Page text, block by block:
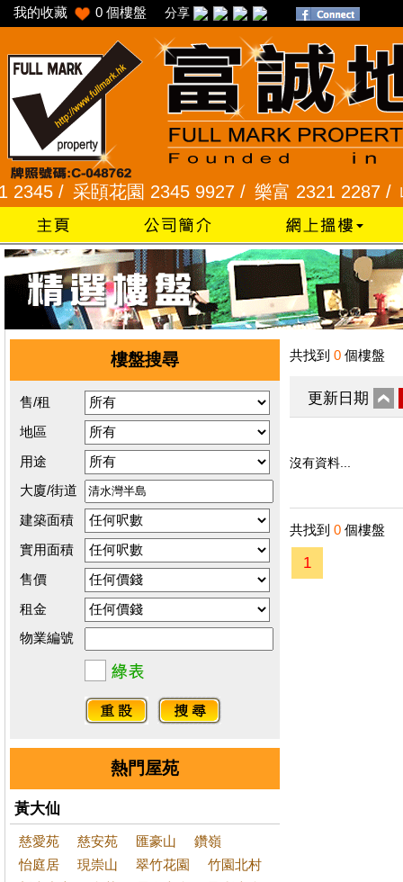
我的收藏 0 個樓盤 分享
/采頣花園 2345 9927 /樂富 2321 2287 /峻
樓盤搜尋
售/租
地區
用途
大廈/街道
建築面積
實用面積
售價
租金
物業編號
熱門屋苑
黃大仙
慈愛苑 慈安苑 匯豪山
鑽嶺
怡庭居
現崇山 翠竹花園
竹園北村
共找到 0 個樓盤
更新日期
沒有資料...
共找到 0 個樓盤
1